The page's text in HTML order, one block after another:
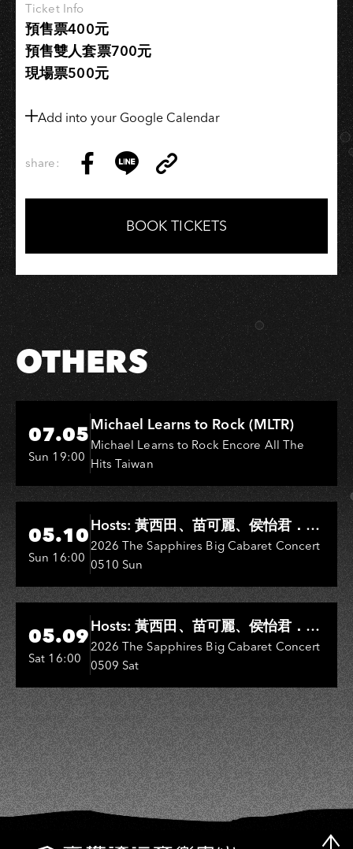
搞
砸
了
音
Ticket Info
預售票400元
預售雙人套票700元
現場票500元
Add into your Google Calendar
share:
on
Facebook
on
LINE
Link
Copy
BOOK TICKETS
OTHERS
Hi-Ing Music Hall
07.05
Sun 19:00
Michael Learns to Rock (MLTR)
Michael Learns to Rock Encore All The
Hits Taiwan
Hi-Ing Music Hall
05.10
Sun 16:00
Hosts: 黃西田、苗可麗、侯怡君．
Entertainers: 葉啟田、鳥來嬤-吳
敏、王彩樺、王瑞霞、吳淑敏、施文
彬、邵大倫、曹雅雯、陳孟賢、黃露
瑤
2026 The Sapphires Big Cabaret Concert
0510 Sun
Hi-Ing Music Hall
05.09
Sat 16:00
Hosts: 黃西田、苗可麗、侯怡君．
Entertainers: 葉啟田、鳥來嬤-吳
敏、張秀卿、王彩樺、吳淑敏、施文
彬、邵大倫、曹雅雯、陳孟賢、黃露
瑤
2026 The Sapphires Big Cabaret Concert
0509 Sat